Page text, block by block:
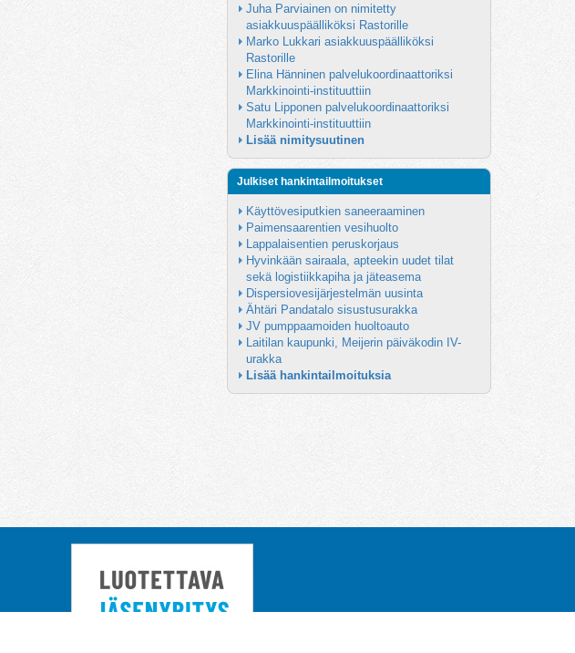
Juha Parviainen on nimitetty
asiakkuuspäälliköksi Rastorille
Marko Lukkari asiakkuuspäälliköksi
Rastorille
Elina Hänninen palvelukoordinaattoriksi
Markkinointi-instituuttiin
Satu Lipponen palvelukoordinaattoriksi
Markkinointi-instituuttiin
Lisää nimitysuutinen
Julkiset hankintailmoitukset
Käyttövesiputkien saneeraaminen
Paimensaarentien vesihuolto
Lappalaisentien peruskorjaus
Hyvinkään sairaala, apteekin uudet tilat
sekä logistiikkapiha ja jäteasema
Dispersiovesijärjestelmän uusinta
Ähtäri Pandatalo sisustusurakka
JV pumppaamoiden huoltoauto
Laitilan kaupunki, Meijerin päiväkodin IV-
urakka
Lisää hankintailmoituksia